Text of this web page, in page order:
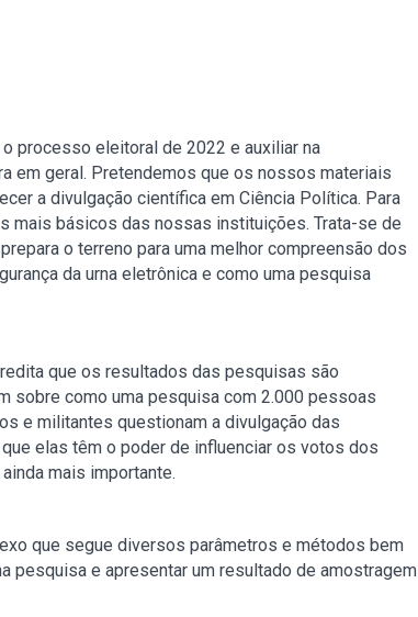
processo eleitoral de 2022 e auxiliar na
em geral. Pretendemos que os nossos materiais
a divulgação científica em Ciência Política. Para
básicos das nossas instituições. Trata-se de
o terreno para uma melhor compreensão dos
da urna eletrônica e como uma pesquisa
que os resultados das pesquisas são
sobre como uma pesquisa com 2.000 pessoas
e militantes questionam a divulgação das
elas têm o poder de influenciar os votos dos
mais importante.
que segue diversos parâmetros e métodos bem
pesquisa e apresentar um resultado de amostragem